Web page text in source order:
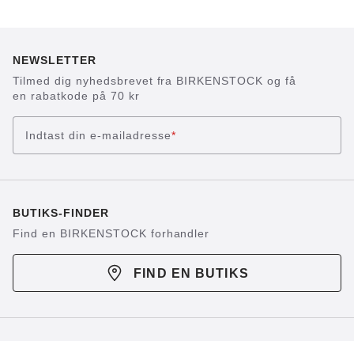
NEWSLETTER
Tilmed dig nyhedsbrevet fra BIRKENSTOCK og få
en rabatkode på 70 kr
Indtast din e-mailadresse*
BUTIKS-FINDER
Find en BIRKENSTOCK forhandler
FIND EN BUTIKS